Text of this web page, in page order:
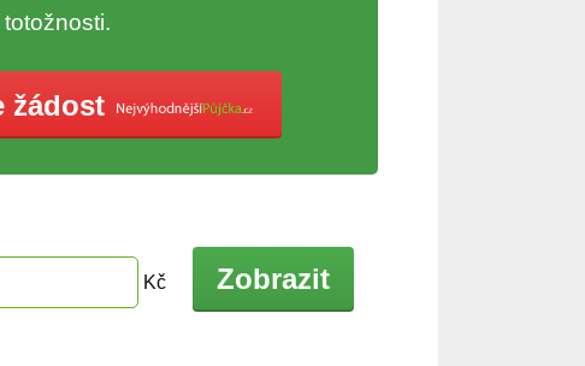
žádost
Kč Zobrazit